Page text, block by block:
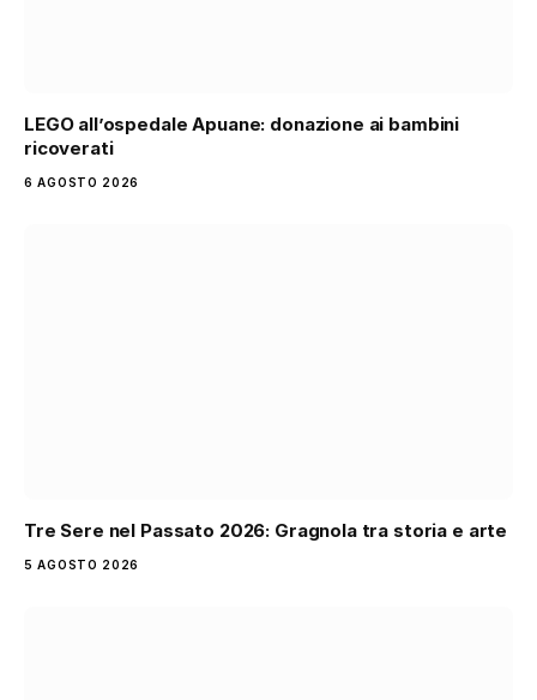
LEGO all’ospedale Apuane: donazione ai bambini
ricoverati
6 AGOSTO 2026
Tre Sere nel Passato 2026: Gragnola tra storia e arte
5 AGOSTO 2026